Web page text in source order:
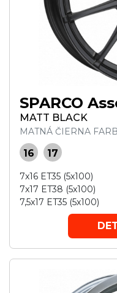
SPARCO
MATT BLACK
MATNÁ ČIERNA
16 17
7x16 ET35 (5x100)
7x17 ET38 (5x100)
7,5x17 ET35 (5x100)